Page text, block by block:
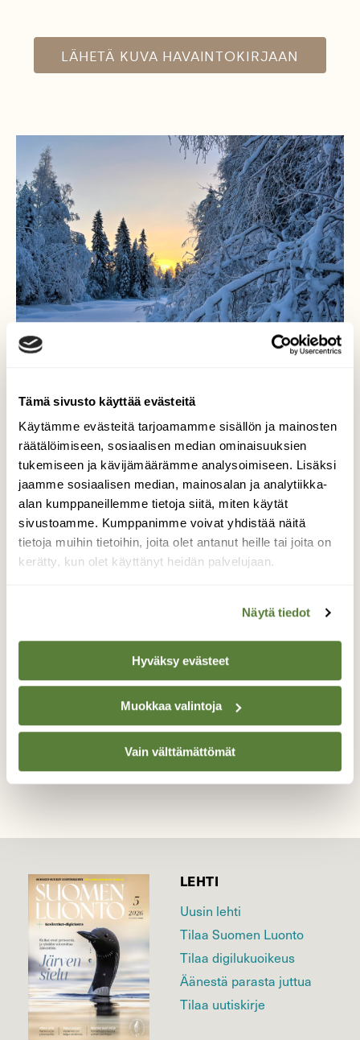
Tämä sivusto käyttää evästeitä
Käytämme evästeitä tarjoamamme sisällön ja mainosten
räätälöimiseen, sosiaalisen median ominaisuuksien
tukemiseen ja kävijämäärämme analysoimiseen. Lisäksi
jaamme sosiaalisen median, mainosalan ja analytiikka-
alan kumppaneillemme tietoja siitä, miten käytät
sivustoamme. Kumppanimme voivat yhdistää näitä
tietoja muihin tietoihin, joita olet antanut heille tai joita on
kerätty, kun olet käyttänyt heidän palvelujaan.
Näytä tiedot
Hyväksy evästeet
Muokkaa valintoja
Vain välttämättömät
LÄHETÄ KUVA HAVAINTOKIRJAAN
Uudenvuodenaurinko
värjää taivaanrannan
4.1. Sanginjoella pakkanen paukkuu -29
asteessa. Joki on jääkannen peittämä myös
koskipaikoissaan. Aurinko värjää
taivaanrannan ja korkeimmillaankin
Luminen metsä on hyvin hiljainen.
Valokuvaaja: Tuukka Pahtamaa, Sanginjoki, Oulu
4.1.2024
TAKAISIN LISTAAN
LEHTI
Uusin lehti
Tilaa Suomen Luonto
Tilaa digilukuoikeus
Äänestä parasta juttua
Tilaa uutiskirje